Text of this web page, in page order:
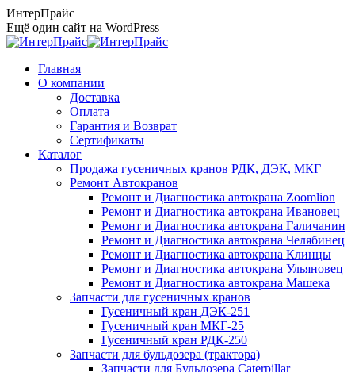
Перейти
к
содержанию
ИнтерПрайс
Ещё один сайт на WordPress
Главная
О компании
Доставка
Оплата
Гарантия и Возврат
Сертификаты
Каталог
Продажа гусеничных кранов РДК, ДЭК, МКГ
Ремонт Автокранов
Ремонт и Диагностика автокрана Zoomlion
Ремонт и Диагностика автокрана Ивановец
Ремонт и Диагностика автокрана Галичанин
Ремонт и Диагностика автокрана Челябинец
Ремонт и Диагностика автокрана Клинцы
Ремонт и Диагностика автокрана Ульяновец
Ремонт и Диагностика автокрана Машека
Запчасти для гусеничных кранов
Гусеничный кран ДЭК-251
Гусеничный кран МКГ-25
Гусеничный кран РДК-250
Запчасти для бульдозера (трактора)
Запчасти для Бульдозера Caterpillar